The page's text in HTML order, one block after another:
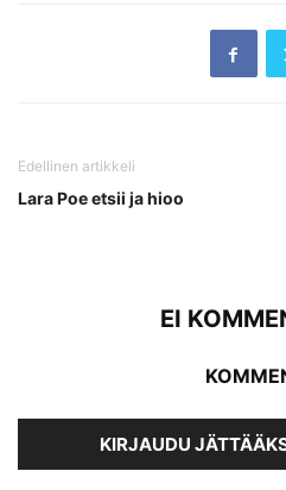
Edellinen artikkeli
Lara Poe etsii ja hioo
EI
KIRJAUDU